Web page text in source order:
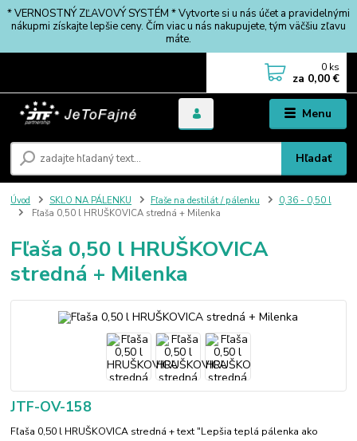
* VERNOSTNÝ ZĽAVOVÝ SYSTÉM * Vytvorte si u nás účet a pravidelnými
nákupmi získajte lepšie ceny. Čím viac u nás nakupujete, tým väčšiu zľavu
máte.
Menu
Hľadať
0 ks
za 0,00 €
Úvod SKLO NA PÁLENKU Fľaše na destilát / pálenku
0,36 - 0,50 l
Fľaša 0,50 l HRUŠKOVICA stredná + Milenka
Fľaša 0,50 l HRUŠKOVICA
stredná + Milenka
JTF-OV-158
Fľaša 0,50 l HRUŠKOVICA stredná + text "Lepšia teplá pálenka ako